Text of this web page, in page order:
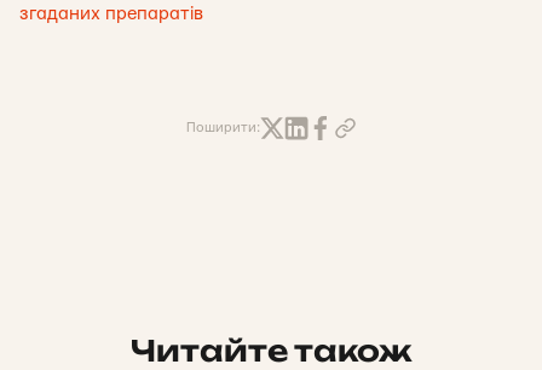
згаданих препаратів
Поширити:
Читайте також